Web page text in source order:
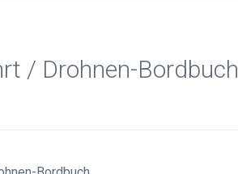
/ Drohnen-Bordbuch